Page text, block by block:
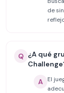
de
Q ¿A qué
A
El